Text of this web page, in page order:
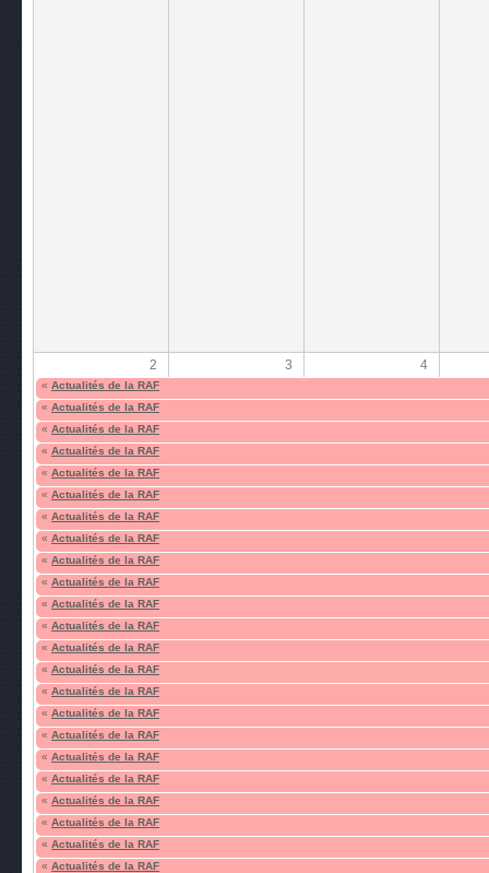
2 3 4
« Actualités de la RAF
« Actualités de la RAF
« Actualités de la RAF
« Actualités de la RAF
« Actualités de la RAF
« Actualités de la RAF
« Actualités de la RAF
« Actualités de la RAF
« Actualités de la RAF
« Actualités de la RAF
« Actualités de la RAF
« Actualités de la RAF
« Actualités de la RAF
« Actualités de la RAF
« Actualités de la RAF
« Actualités de la RAF
« Actualités de la RAF
« Actualités de la RAF
« Actualités de la RAF
« Actualités de la RAF
« Actualités de la RAF
« Actualités de la RAF
« Actualités de la RAF